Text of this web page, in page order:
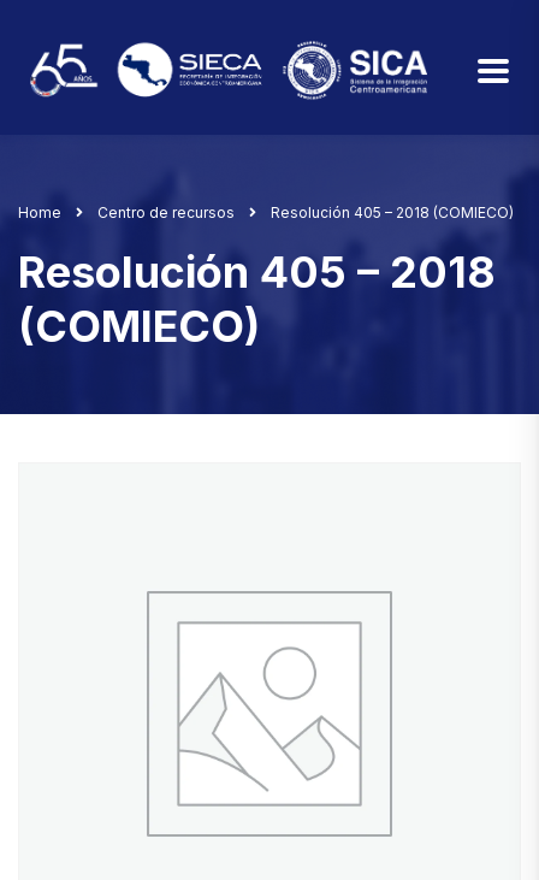
Home Centro de recursos Resolución 405 – 2018 (COMIECO)
Resolución 405 – 2018
(COMIECO)